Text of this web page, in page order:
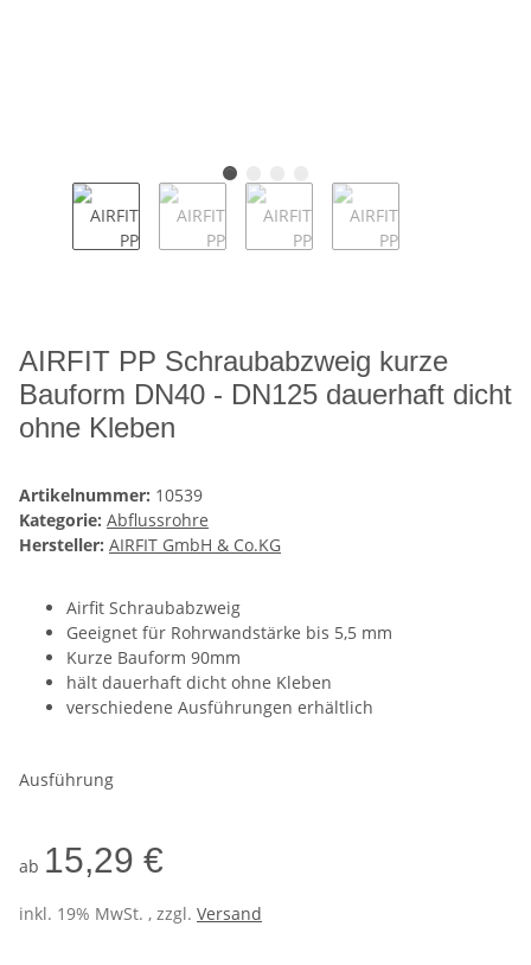
AIRFIT PP Schraubabzweig kurze
Bauform DN40 - DN125 dauerhaft dicht
ohne Kleben
Artikelnummer: 10539
Kategorie: Abflussrohre
Hersteller: AIRFIT GmbH & Co.KG
Airfit Schraubabzweig
Geeignet für Rohrwandstärke bis 5,5 mm
Kurze Bauform 90mm
hält dauerhaft dicht ohne Kleben
verschiedene Ausführungen erhältlich
Ausführung
ab 15,29 €
inkl. 19% MwSt. , zzgl. Versand